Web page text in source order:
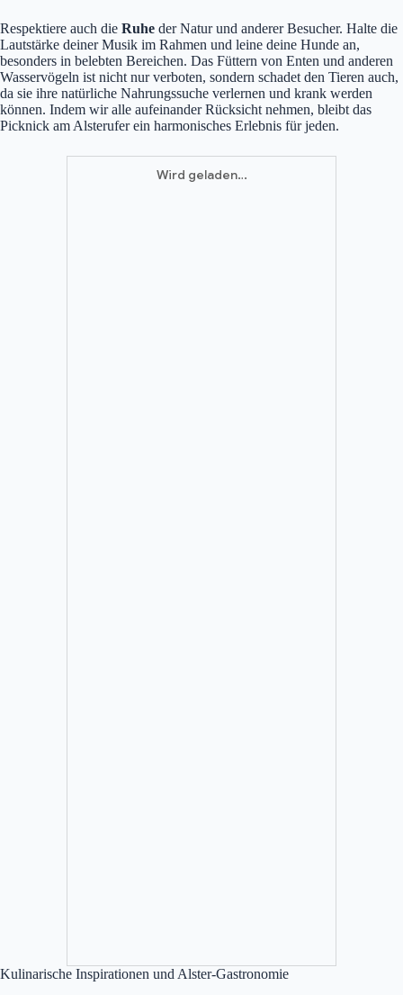
Respektiere auch die Ruhe der Natur und anderer Besucher. Halte die
Lautstärke deiner Musik im Rahmen und leine deine Hunde an,
besonders in belebten Bereichen. Das Füttern von Enten und anderen
Wasservögeln ist nicht nur verboten, sondern schadet den Tieren auch,
da sie ihre natürliche Nahrungssuche verlernen und krank werden
können. Indem wir alle aufeinander Rücksicht nehmen, bleibt das
Picknick am Alsterufer ein harmonisches Erlebnis für jeden.
Kulinarische Inspirationen und Alster-Gastronomie